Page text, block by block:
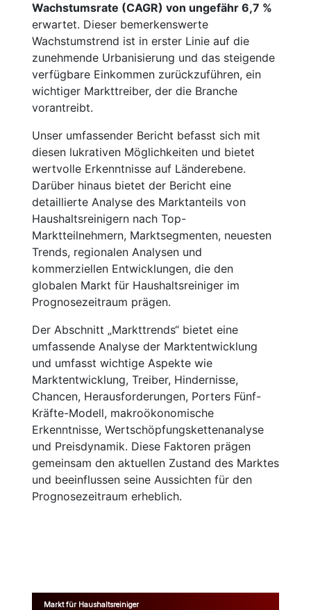
Wachstumsrate (CAGR) von ungefähr 6,7 %
erwartet. Dieser bemerkenswerte
Wachstumstrend ist in erster Linie auf die
zunehmende Urbanisierung und das steigende
verfügbare Einkommen zurückzuführen, ein
wichtiger Markttreiber, der die Branche
vorantreibt.
Unser umfassender Bericht befasst sich mit
diesen lukrativen Möglichkeiten und bietet
wertvolle Erkenntnisse auf Länderebene.
Darüber hinaus bietet der Bericht eine
detaillierte Analyse des Marktanteils von
Haushaltsreinigern nach Top-
Marktteilnehmern, Marktsegmenten, neuesten
Trends, regionalen Analysen und
kommerziellen Entwicklungen, die den
globalen Markt für Haushaltsreiniger im
Prognosezeitraum prägen.
Der Abschnitt „Markttrends“ bietet eine
umfassende Analyse der Marktentwicklung
und umfasst wichtige Aspekte wie
Marktentwicklung, Treiber, Hindernisse,
Chancen, Herausforderungen, Porters Fünf-
Kräfte-Modell, makroökonomische
Erkenntnisse, Wertschöpfungskettenanalyse
und Preisdynamik. Diese Faktoren prägen
gemeinsam den aktuellen Zustand des Marktes
und beeinflussen seine Aussichten für den
Prognosezeitraum erheblich.
Markt für Haushaltsreiniger